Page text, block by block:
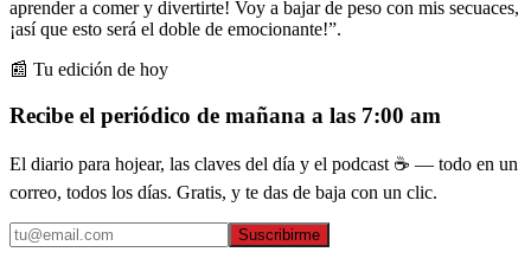
aprender a comer y divertirte! Voy a bajar de peso con mis secuaces,
¡así que esto será el doble de emocionante!”.
📰 Tu edición de hoy
Recibe el periódico de mañana a las 7:00 am
El diario para hojear, las claves del día y el podcast ☕ — todo en un
correo, todos los días. Gratis, y te das de baja con un clic.
Suscribirme